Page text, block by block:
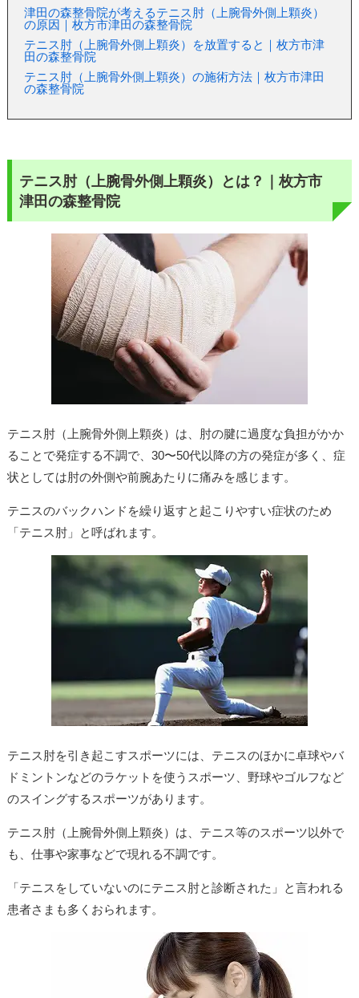
津田の森整骨院が考えるテニス肘（上腕骨外側上顆炎）
の原因｜枚方市津田の森整骨院
テニス肘（上腕骨外側上顆炎）を放置すると｜枚方市津
田の森整骨院
テニス肘（上腕骨外側上顆炎）の施術方法｜枚方市津田
の森整骨院
テニス肘（上腕骨外側上顆炎）とは？｜枚方市
津田の森整骨院
テニス肘（上腕骨外側上顆炎）は、肘の腱に過度な負担がかか
ることで発症する不調で、30〜50代以降の方の発症が多く、症
状としては肘の外側や前腕あたりに痛みを感じます。
テニスのバックハンドを繰り返すと起こりやすい症状のため
「テニス肘」と呼ばれます。
テニス肘を引き起こすスポーツには、テニスのほかに卓球やバ
ドミントンなどのラケットを使うスポーツ、野球やゴルフなど
のスイングするスポーツがあります。
テニス肘（上腕骨外側上顆炎）は、テニス等のスポーツ以外で
も、仕事や家事などで現れる不調です。
「テニスをしていないのにテニス肘と診断された」と言われる
患者さまも多くおられます。